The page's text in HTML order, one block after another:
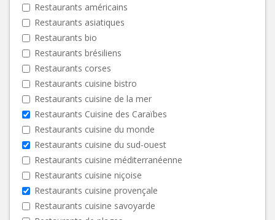
Restaurants américains
Restaurants asiatiques
Restaurants bio
Restaurants brésiliens
Restaurants corses
Restaurants cuisine bistro
Restaurants cuisine de la mer
Restaurants Cuisine des Caraïbes
Restaurants cuisine du monde
Restaurants cuisine du sud-ouest
Restaurants cuisine méditerranéenne
Restaurants cuisine niçoise
Restaurants cuisine provençale
Restaurants cuisine savoyarde